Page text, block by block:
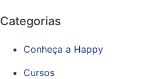
Categorias
Conheça a Happy
Cursos